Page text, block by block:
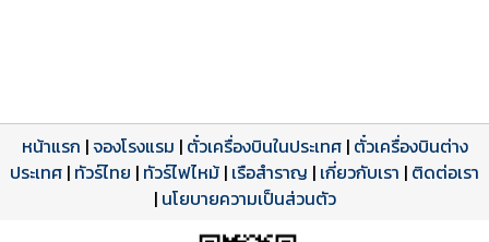
โปรแกรมทัวร์
ดาวน์โหลด PDF
รีวิวลูกค้าจริง
รีวิวจาก eTravelWay
เปิดหน้าเต็ม
ใบอนุญาตนำเที่ยว
เลขที่ 11/11450
เปิดหน้าเต็ม
หน้าแรก |จองโรงแรม | ตั๋วเครื่องบินในประเทศ| ตั๋วเครื่องบินต่าง
ประเทศ | ทัวร์ไทย | ทัวร์ไฟไหม้ | เรือสำราญ | เกี่ยวกับเรา | ติดต่อเรา
| นโยบายความเป็นส่วนตัว